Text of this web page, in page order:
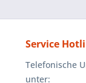
Service
Telefonische
unter: